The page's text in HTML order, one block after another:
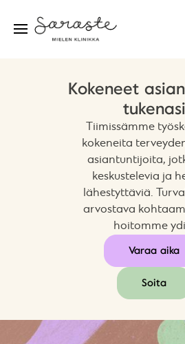
Kokeneet
tukenasi
Tiimissämme
kokeneita
asiantuntijoita,
keskustelevia ja
lähestyttäviä.
arvostava
hoitomme
Varaa aika
Soita